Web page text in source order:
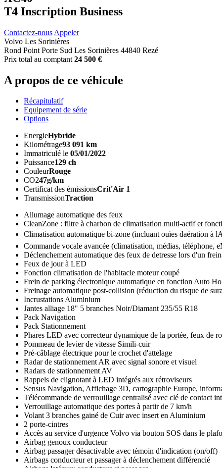
T4 Inscription Business
Contactez-nous Appeler
Volvo Les Sorinières
Rond Point Porte Sud Les Sorinières 44840 Rezé
Prix total au comptant 24 500 €
A propos de ce véhicule
Récapitulatif
Equipement de série
Options
EnergieHybride
Kilométrage93 091 km
Immatriculé le 05/01/2022
Puissance129 ch
CouleurRouge
CO247g/km
Certificat des émissionsCrit'Air 1
TransmissionTraction
Allumage automatique des feux
CleanZone : filtre à charbon de climatisation multi-actif et
Climatisation automatique bi-zone (incluant ouïes daération à
Commande vocale avancée (climatisation, médias, téléphone,
Déclenchement automatique des feux de detresse lors d'un
Feux de jour à LED
Fonction climatisation de l'habitacle moteur coupé
Frein de parking électronique automatique en fonction Auto
Freinage automatique post-collision (réduction du risque de
Incrustations Aluminium
Jantes alliage 18" 5 branches Noir/Diamant 235/55 R18
Pack Navigation
Pack Stationnement
Phares LED avec correcteur dynamique de la portée, feux de
Pommeau de levier de vitesse Simili-cuir
Pré-câblage électrique pour le crochet d'attelage
Radar de stationnement AR avec signal sonore et visuel
Radars de stationnement AV
Rappels de clignotant à LED intégrés aux rétroviseurs
Sensus Navigation, Affichage 3D, cartographie Europe,
Télécommande de verrouillage centralisé avec clé de contact
Verrouillage automatique des portes à partir de 7 km/h
Volant 3 branches gainé de Cuir avec insert en Aluminium
2 porte-cintres
Accès au service d'urgence Volvo via bouton SOS dans le
Airbag genoux conducteur
Airbag passager désactivable avec témoin d'indication (on/off)
Airbags conducteur et passager à déclenchement différencié